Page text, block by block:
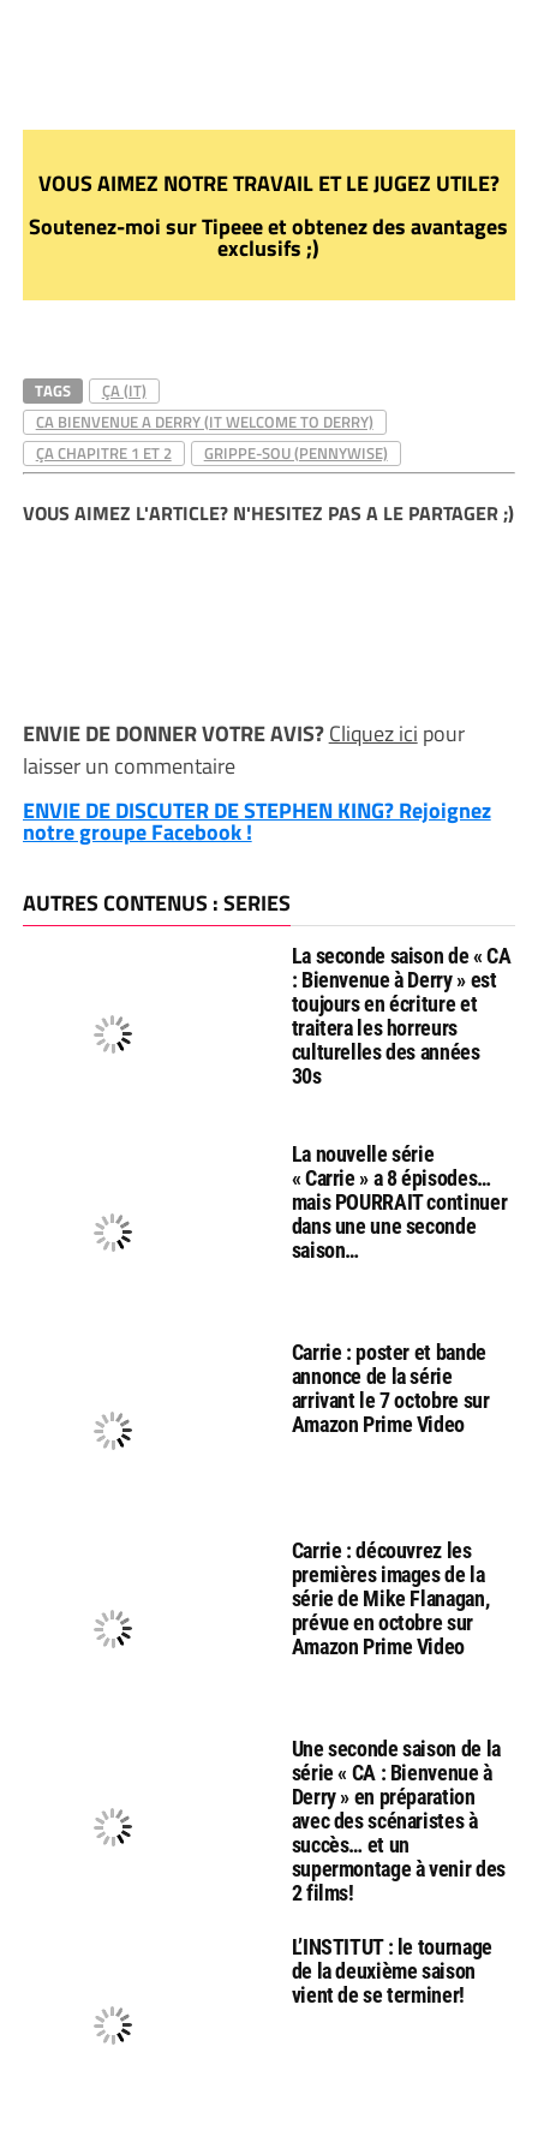
VOUS AIMEZ NOTRE TRAVAIL ET LE JUGEZ UTILE?
Soutenez-moi sur Tipeee et obtenez des avantages
exclusifs ;)
TAGS
ÇA (IT)
CA BIENVENUE A DERRY (IT WELCOME TO DERRY)
ÇA CHAPITRE 1 ET 2
GRIPPE-SOU (PENNYWISE)
VOUS AIMEZ L'ARTICLE? N'HESITEZ PAS A LE PARTAGER ;)
ENVIE DE DONNER VOTRE AVIS?Cliquez ici pour
laisser un commentaire
ENVIE DE DISCUTER DE STEPHEN KING? Rejoignez
notre groupe Facebook !
AUTRES CONTENUS : SERIES
La seconde saison de « CA
: Bienvenue à Derry » est
toujours en écriture et
traitera les horreurs
culturelles des années
30s
La nouvelle série
« Carrie » a 8 épisodes…
mais POURRAIT continuer
dans une une seconde
saison…
Carrie : poster et bande
annonce de la série
arrivant le 7 octobre sur
Amazon Prime Video
Carrie : découvrez les
premières images de la
série de Mike Flanagan,
prévue en octobre sur
Amazon Prime Video
Une seconde saison de la
série « CA : Bienvenue à
Derry » en préparation
avec des scénaristes à
succès… et un
supermontage à venir des
2 films!
L’INSTITUT : le tournage
de la deuxième saison
vient de se terminer!